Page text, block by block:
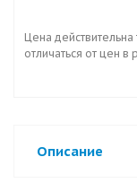
Цена
отличаться от цен в
Описание